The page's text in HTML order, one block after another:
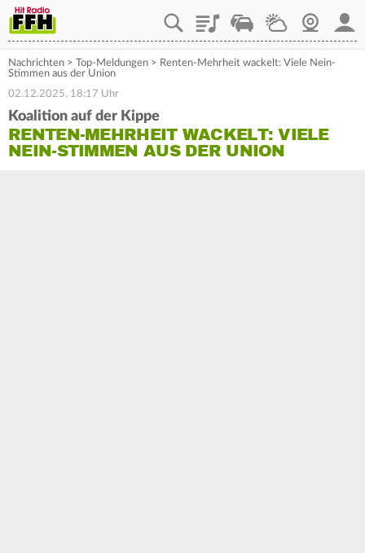
PlaylistStaupilotWetterWebcam
Nachrichten > Top-Meldungen > Renten-Mehrheit wackelt: Viele Nein-
Stimmen aus der Union
02.12.2025, 18:17 Uhr
Koalition auf der Kippe
RENTEN-MEHRHEIT WACKELT: VIELE
NEIN-STIMMEN AUS DER UNION